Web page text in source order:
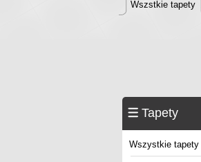
Wszstkie tapety
Tapety
Wszystkie tapety